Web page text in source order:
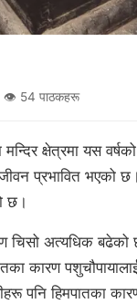
54 पाठकहरू
मन्दिर क्षेत्रमा यस
प्रभावित भएको
छ।
चिसो अत्यधिक बढेको
कारण
पनि हिमपातका